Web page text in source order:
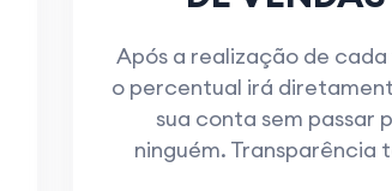
Após a realização de cada
o percentual irá
sua conta sem passar
ninguém. Transparência